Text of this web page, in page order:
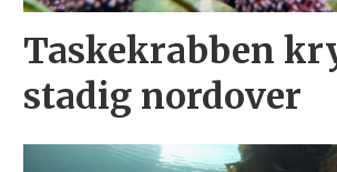
Taskekrabben
stadig nordover